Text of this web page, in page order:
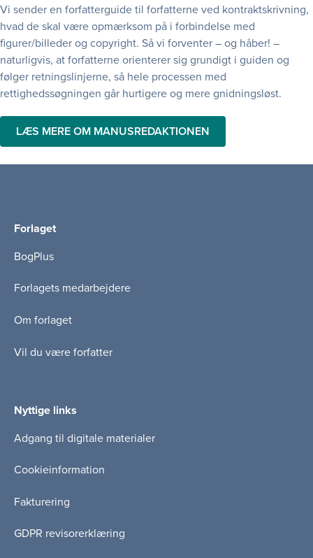
Vi sender en forfatterguide til forfatterne ved kontraktskrivning,
hvad de skal være opmærksom på i forbindelse med
figurer/billeder og copyright. Så vi forventer – og håber! –
naturligvis, at forfatterne orienterer sig grundigt i guiden og
følger retningslinjerne, så hele processen med
rettighedssøgningen går hurtigere og mere gnidningsløst.
LÆS MERE OM MANUSREDAKTIONEN
Forlaget
BogPlus
Forlagets medarbejdere
Om forlaget
Vil du være forfatter
Nyttige links
Adgang til digitale materialer
Cookieinformation
Fakturering
GDPR revisorerklæring